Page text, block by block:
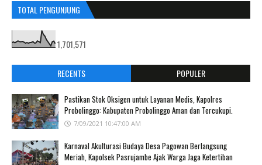
TOTAL PENGUNJUNG
1,701,571
RECENTS POPULER
Pastikan Stok Oksigen untuk Layanan Medis, Kapolres
Probolinggo: Kabupaten Probolinggo Aman dan Tercukupi.
7/09/2021 10:47:00 AM
Karnaval Akulturasi Budaya Desa Pagowan Berlangsung
Meriah, Kapolsek Pasrujambe Ajak Warga Jaga Ketertiban